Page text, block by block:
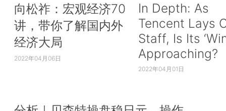
向松祚：宏观经济70
讲，带你了解国内外
经济大局
2022年04月06日
In Depth: As
Tencent Lays
Staff, Is Its
Approaching?
2022年04月01日